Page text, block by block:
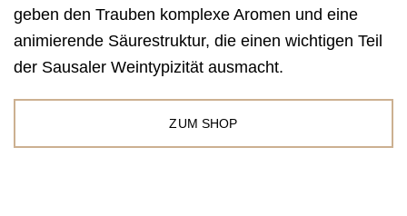
geben den Trauben komplexe Aromen und eine
animierende Säurestruktur, die einen wichtigen Teil
der Sausaler Weintypizität ausmacht.
ZUM SHOP